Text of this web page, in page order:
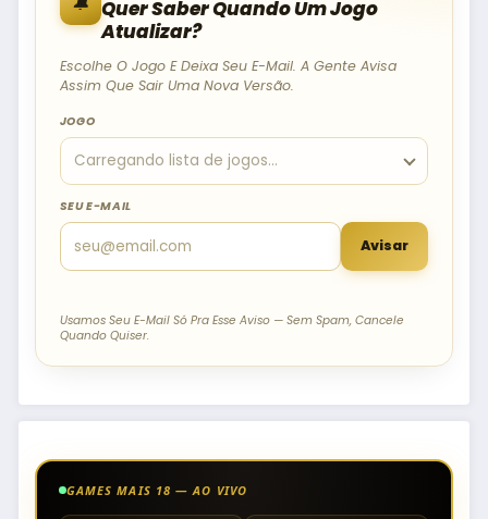
Quer Saber Quando Um Jogo
Atualizar?
Escolhe O Jogo E Deixa Seu E-Mail. A Gente Avisa
Assim Que Sair Uma Nova Versão.
JOGO
SEU E-MAIL
Avisar
Usamos Seu E-Mail Só Pra Esse Aviso — Sem Spam, Cancele
Quando Quiser.
GAMES MAIS 18 — AO VIVO